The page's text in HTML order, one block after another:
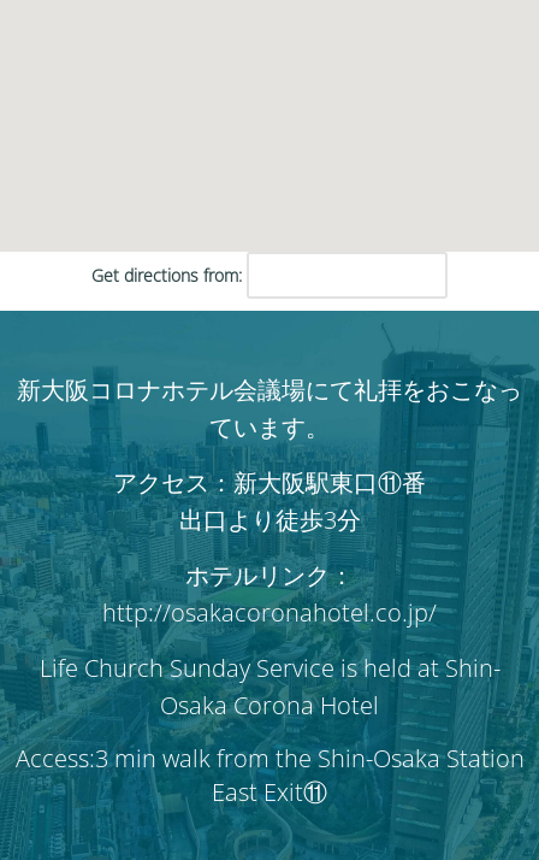
Get directions from:
新大阪コロナホテル会議場にて礼拝をおこなっ
ています。
アクセス：新大阪駅東口⑪番
出口より徒歩3分
ホテルリンク：
http://osakacoronahotel.co.jp/
Life Church Sunday Service is held at Shin-
Osaka Corona Hotel
Access:3 min walk from the Shin-Osaka Station
East Exit⑪